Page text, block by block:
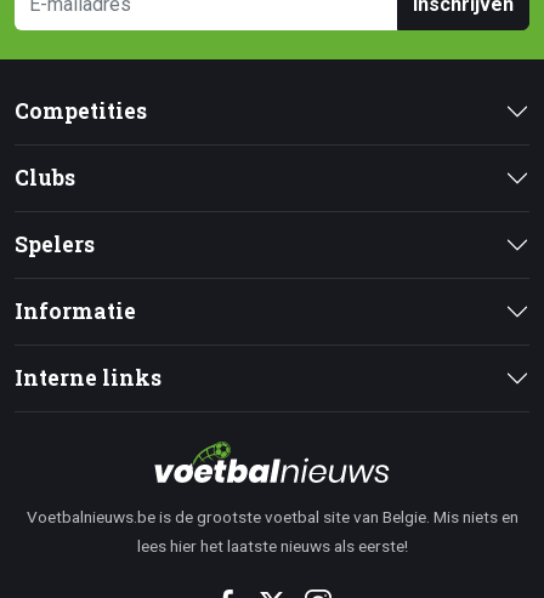
Competities
Clubs
Spelers
Informatie
Interne links
Voetbalnieuws.be is de grootste voetbal site van Belgie. Mis niets en
lees hier het laatste nieuws als eerste!